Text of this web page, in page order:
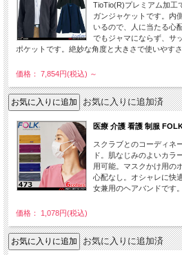
TioTio(R)プレミアム加工
ガンジャケットです。内
いるので、人に当たる心
でもジャマにならず、サ
ポケットです。絶妙な角度と大きさで使いやすさ
価格： 7,854円(税込) ～
お気に入りに追加済
医療 介護 看護 制服
スクラブとのコーディネ
ド。肌なじみのよいカラ
用可能。マスクかけ用の
心配なし。オシャレに快
女兼用のヘアバンドです。
価格： 1,078円(税込)
お気に入りに追加済